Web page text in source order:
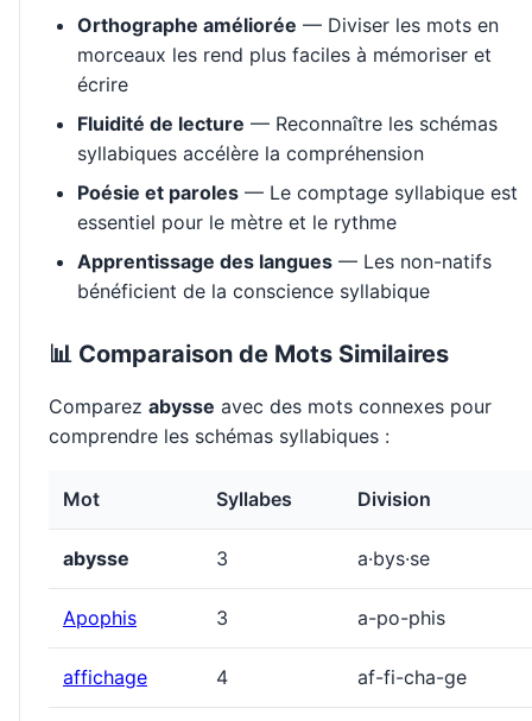
Orthographe améliorée — Diviser les mots en
morceaux les rend plus faciles à mémoriser et
écrire
Fluidité de lecture — Reconnaître les schémas
syllabiques accélère la compréhension
Poésie et paroles — Le comptage syllabique est
essentiel pour le mètre et le rythme
Apprentissage des langues — Les non-natifs
bénéficient de la conscience syllabique
📊 Comparaison de Mots Similaires
Comparez abysse avec des mots connexes pour
comprendre les schémas syllabiques :
Mot Syllabes Division
abysse 3 a·bys·se
Apophis 3 a-po-phis
affichage 4 af-fi-cha-ge